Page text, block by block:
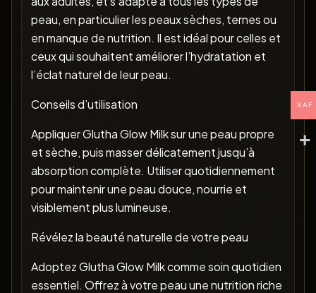
peau, en particulier les peaux sèches, ternes ou
en manque de nutrition. Il est idéal pour celles et
ceux qui souhaitent améliorer l’hydratation et
l’éclat naturel de leur peau.
Conseils d’utilisation
Appliquer Glutha Glow Milk sur une peau propre
et sèche, puis masser délicatement jusqu’à
absorption complète. Utiliser quotidiennement
pour maintenir une peau douce, nourrie et
visiblement plus lumineuse.
Révélez la beauté naturelle de votre peau
Adoptez Glutha Glow Milk comme soin quotidien
essentiel. Offrez à votre peau une nutrition riche
XAF